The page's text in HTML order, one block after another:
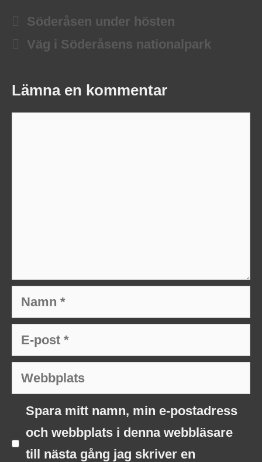
Söderåsen under hösten
Väg i Söderåsens nationalpark
Lämna en kommentar
Namn
E-
post
Webbplats
Spara mitt namn, min e-postadress
och webbplats i denna webbläsare
till nästa gång jag skriver en